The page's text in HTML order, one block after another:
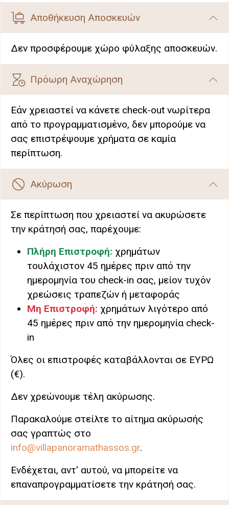
Αποθήκευση Αποσκευών
Δεν προσφέρουμε χώρο φύλαξης αποσκευών.
Πρόωρη Αναχώρηση
Εάν χρειαστεί να κάνετε check-out νωρίτερα
από το προγραμματισμένο, δεν μπορούμε να
σας επιστρέψουμε χρήματα σε καμία
περίπτωση.
Ακύρωση
Σε περίπτωση που χρειαστεί να ακυρώσετε
την κράτησή σας, παρέχουμε:
Πλήρη Επιστροφή: χρημάτων
τουλάχιστον 45 ημέρες πριν από την
ημερομηνία του check-in σας, μείον τυχόν
χρεώσεις τραπεζών ή μεταφοράς
Μη Επιστροφή: χρημάτων λιγότερο από
45 ημέρες πριν από την ημερομηνία check-
in
Όλες οι επιστροφές καταβάλλονται σε ΕΥΡΩ
(€).
Δεν χρεώνουμε τέλη ακύρωσης.
Παρακαλούμε στείλτε το αίτημα ακύρωσής
σας γραπτώς στο
info@villapanoramathassos.gr.
Ενδέχεται, αντ' αυτού, να μπορείτε να
επαναπρογραμματίσετε την κράτησή σας.